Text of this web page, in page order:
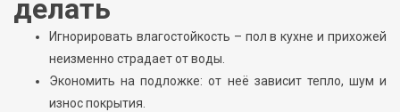
делать
Игнорировать влагостойкость – пол в кухне и прихожей
неизменно страдает от воды.
Экономить на подложке: от неё зависит тепло, шум и
износ покрытия.